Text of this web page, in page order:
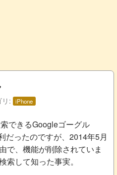
リ: iPhone
できるGoogleゴーグル
だったのですが、2014年5月
で、機能が削除されていま
索して知った事実。